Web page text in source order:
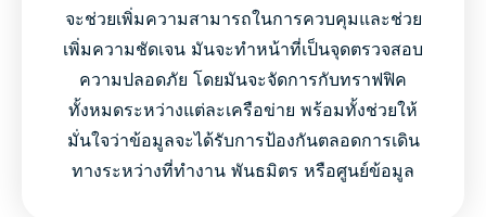
จะช่วยเพิ่มความสามารถในการควบคุมและช่วย
เพิ่มความชัดเจน มันจะทำหน้าที่เป็นจุดตรวจสอบ
ความปลอดภัย โดยมันจะจัดการกับทราฟฟิค
ทั้งหมดระหว่างแต่ละเครือข่าย พร้อมทั้งช่วยให้
มั่นใจว่าข้อมูลจะได้รับการป้องกันตลอดการเดิน
ทางระหว่างที่ทำงาน พันธมิตร หรือศูนย์ข้อมูล